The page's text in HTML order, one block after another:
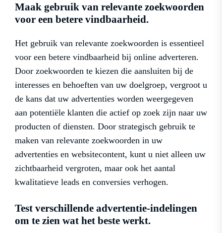
Maak gebruik van relevante zoekwoorden
voor een betere vindbaarheid.
Het gebruik van relevante zoekwoorden is essentieel
voor een betere vindbaarheid bij online adverteren.
Door zoekwoorden te kiezen die aansluiten bij de
interesses en behoeften van uw doelgroep, vergroot u
de kans dat uw advertenties worden weergegeven
aan potentiële klanten die actief op zoek zijn naar uw
producten of diensten. Door strategisch gebruik te
maken van relevante zoekwoorden in uw
advertenties en websitecontent, kunt u niet alleen uw
zichtbaarheid vergroten, maar ook het aantal
kwalitatieve leads en conversies verhogen.
Test verschillende advertentie-indelingen
om te zien wat het beste werkt.